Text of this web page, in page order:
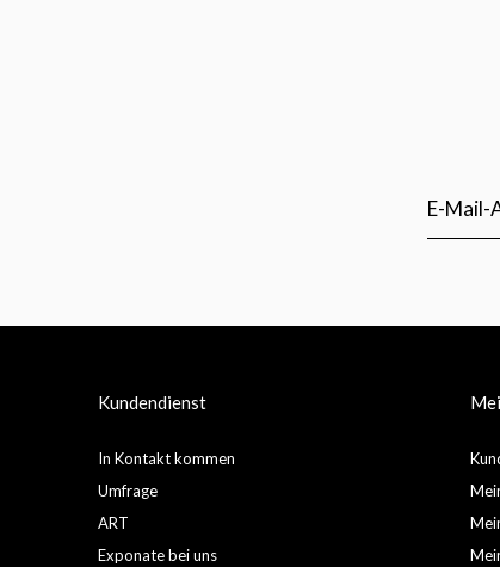
Kundendienst
In Kontakt kommen
Umfrage
ART
Exponate bei uns